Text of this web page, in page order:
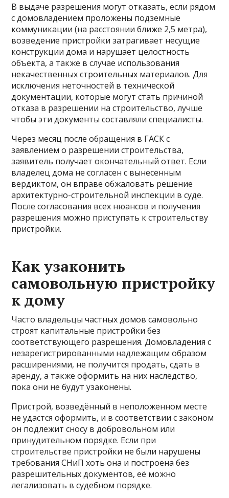
В выдаче разрешения могут отказать, если рядом
с домовладением проложены подземные
коммуникации (на расстоянии ближе 2,5 метра),
возведение пристройки затрагивает несущие
конструкции дома и нарушает целостность
объекта, а также в случае использования
некачественных строительных материалов. Для
исключения неточностей в технической
документации, которые могут стать причиной
отказа в разрешении на строительство, лучше
чтобы эти документы составляли специалисты.
Через месяц после обращения в ГАСК с
заявлением о разрешении строительства,
заявитель получает окончательный ответ. Если
владелец дома не согласен с вынесенным
вердиктом, он вправе обжаловать решение
архитектурно-строительной инспекции в суде.
После согласования всех нюансов и получения
разрешения можно приступать к строительству
пристройки.
Как узаконить
самовольную пристройку
к дому
Часто владельцы частных домов самовольно
строят капитальные пристройки без
соответствующего разрешения. Домовладения с
незарегистрированными надлежащим образом
расширениями, не получится продать, сдать в
аренду, а также оформить на них наследство,
пока они не будут узаконены.
Пристрой, возведённый в неположенном месте
не удастся оформить, и в соответствии с законом
он подлежит сносу в добровольном или
принудительном порядке. Если при
строительстве пристройки не были нарушены
требования СНиП хоть она и построена без
разрешительных документов, её можно
легализовать в судебном порядке.